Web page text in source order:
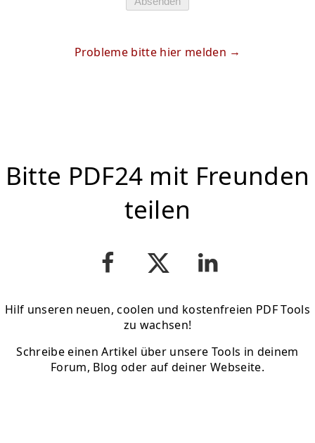
Probleme bitte hier melden
Bitte PDF24 mit Freunden
teilen
Hilf unseren neuen, coolen und kostenfreien PDF Tools
zu wachsen!
Schreibe einen Artikel über unsere Tools in deinem
Forum, Blog oder auf deiner Webseite.